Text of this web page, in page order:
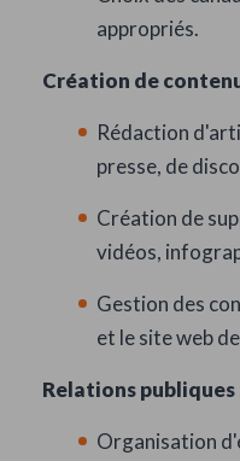
appropriés.
Création de
Rédaction
presse, de
Création de
vidéos,
Gestion des
et le site web
Relations publiques
Organisation